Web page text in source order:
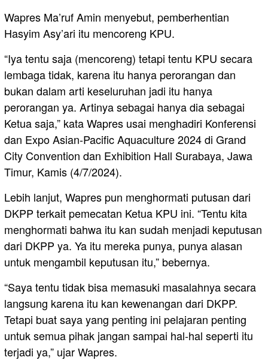
Wapres Ma’ruf Amin menyebut, pemberhentian
Hasyim Asy’ari itu mencoreng KPU.
“Iya tentu saja (mencoreng) tetapi tentu KPU secara
lembaga tidak, karena itu hanya perorangan dan
bukan dalam arti keseluruhan jadi itu hanya
perorangan ya. Artinya sebagai hanya dia sebagai
Ketua saja,” kata Wapres usai menghadiri Konferensi
dan Expo Asian-Pacific Aquaculture 2024 di Grand
City Convention dan Exhibition Hall Surabaya, Jawa
Timur, Kamis (4/7/2024).
Lebih lanjut, Wapres pun menghormati putusan dari
DKPP terkait pemecatan Ketua KPU ini. “Tentu kita
menghormati bahwa itu kan sudah menjadi keputusan
dari DKPP ya. Ya itu mereka punya, punya alasan
untuk mengambil keputusan itu,” bebernya.
“Saya tentu tidak bisa memasuki masalahnya secara
langsung karena itu kan kewenangan dari DKPP.
Tetapi buat saya yang penting ini pelajaran penting
untuk semua pihak jangan sampai hal-hal seperti itu
terjadi ya,” ujar Wapres.